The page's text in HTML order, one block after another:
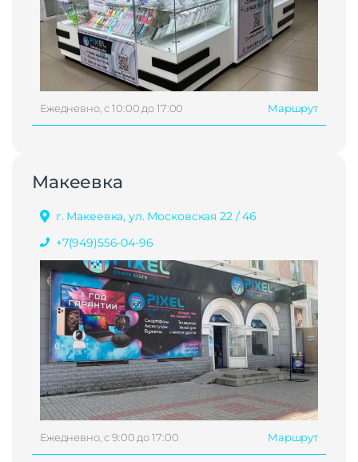
Ежедневно, с 10:00 до 17:00 Маршрут
Макеевка
г. Макеевка, ул. Московская 22 / 46
+7(949)556-04-96
Ежедневно, с 9:00 до 17:00 Маршрут